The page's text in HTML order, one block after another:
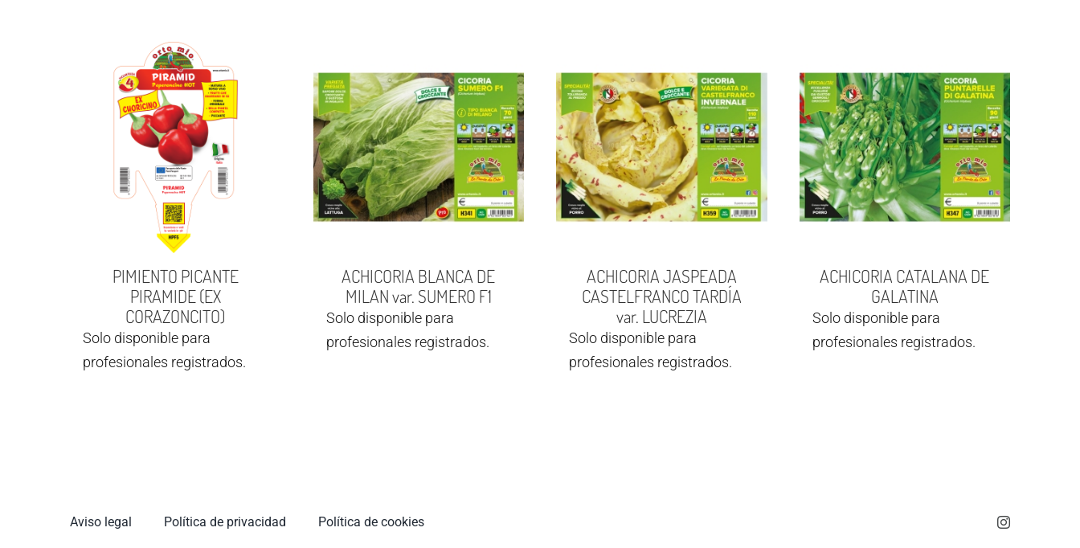
PIMIENTO PICANTE
PIRAMIDE (EX
CORAZONCITO)
Solo disponible para
profesionales registrados.
ACHICORIA BLANCA DE
MILAN var. SUMERO F1
Solo disponible para
profesionales registrados.
ACHICORIA JASPEADA
CASTELFRANCO TARDÍA
var. LUCREZIA
Solo disponible para
profesionales registrados.
ACHICORIA CATALANA DE
GALATINA
Solo disponible para
profesionales registrados.
Aviso legal Política de privacidad Política de cookies